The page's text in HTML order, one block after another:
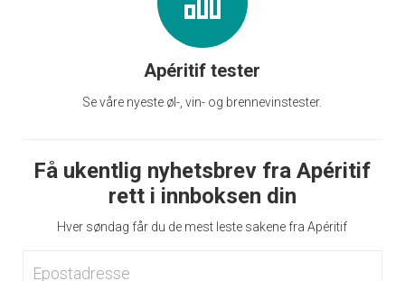
Apéritif tester
Se våre nyeste øl-, vin- og brennevinstester.
Få ukentlig nyhetsbrev fra Apéritif
rett i innboksen din
Hver søndag får du de mest leste sakene fra Apéritif